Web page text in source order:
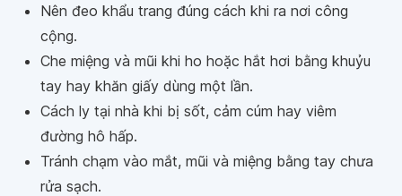
Nên đeo khẩu trang đúng cách khi ra nơi công
cộng.
Che miệng và mũi khi ho hoặc hắt hơi bằng khuỷu
tay hay khăn giấy dùng một lần.
Cách ly tại nhà khi bị sốt, cảm cúm hay viêm
đường hô hấp.
Tránh chạm vào mắt, mũi và miệng bằng tay chưa
rửa sạch.